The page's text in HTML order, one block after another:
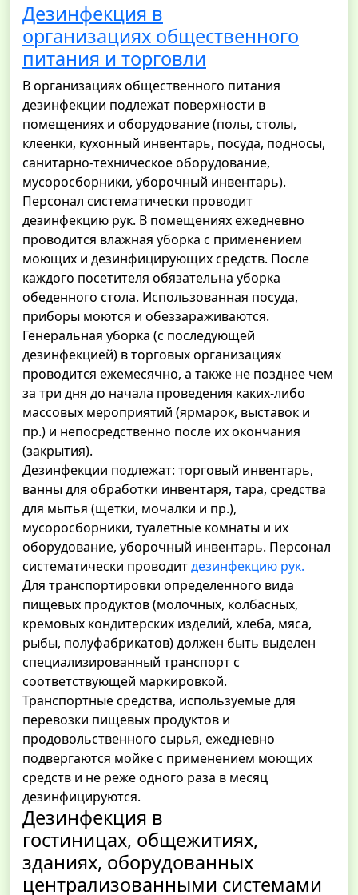
Дезинфекция в
организациях общественного
питания и торговли
В организациях общественного питания
дезинфекции подлежат поверхности в
помещениях и оборудование (полы, столы,
клеенки, кухонный инвентарь, посуда, подносы,
санитарно-техническое оборудование,
мусоросборники, уборочный инвентарь).
Персонал систематически проводит
дезинфекцию рук. В помещениях ежедневно
проводится влажная уборка с применением
моющих и дезинфицирующих средств. После
каждого посетителя обязательна уборка
обеденного стола. Использованная посуда,
приборы моются и обеззараживаются.
Генеральная уборка (с последующей
дезинфекцией) в торговых организациях
проводится ежемесячно, а также не позднее чем
за три дня до начала проведения каких-либо
массовых мероприятий (ярмарок, выставок и
пр.) и непосредственно после их окончания
(закрытия).
Дезинфекции подлежат: торговый инвентарь,
ванны для обработки инвентаря, тара, средства
для мытья (щетки, мочалки и пр.),
мусоросборники, туалетные комнаты и их
оборудование, уборочный инвентарь. Персонал
систематически проводитдезинфекцию рук.
Для транспортировки определенного вида
пищевых продуктов (молочных, колбасных,
кремовых кондитерских изделий, хлеба, мяса,
рыбы, полуфабрикатов) должен быть выделен
специализированный транспорт с
соответствующей маркировкой.
Транспортные средства, используемые для
перевозки пищевых продуктов и
продовольственного сырья, ежедневно
подвергаются мойке с применением моющих
средств и не реже одного раза в месяц
дезинфицируются.
Дезинфекция в
гостиницах, общежитиях,
зданиях, оборудованных
централизованными системами